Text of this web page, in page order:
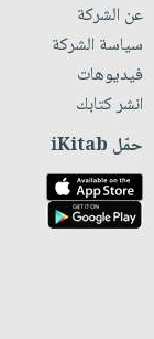
عن الشركة
سياسة الشركة
فيديوهات
انشر كتابك
حمّل iKitab